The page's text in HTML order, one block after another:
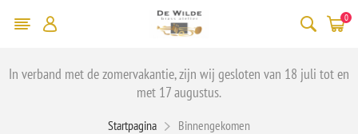
0
In verband met de zomervakantie, zijn wij gesloten van 18 juli tot en
met 17 augustus.
Startpagina Binnengekomen